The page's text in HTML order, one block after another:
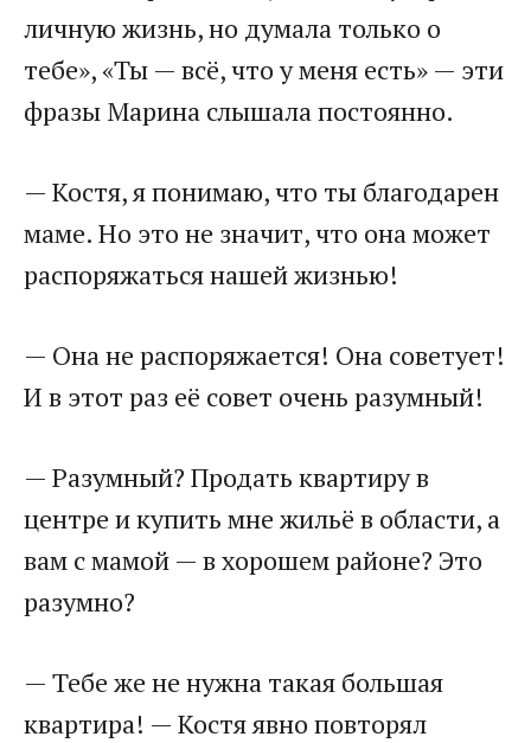
личную жизнь, но думала только о
тебе», «Ты — всё, что у меня есть» — эти
фразы Марина слышала постоянно.
— Костя, я понимаю, что ты благодарен
маме. Но это не значит, что она может
распоряжаться нашей жизнью!
— Она не распоряжается! Она советует!
И в этот раз её совет очень разумный!
— Разумный? Продать квартиру в
центре и купить мне жильё в области, а
вам с мамой — в хорошем районе? Это
разумно?
— Тебе же не нужна такая большая
квартира! — Костя явно повторял